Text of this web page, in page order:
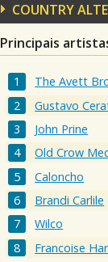
COUNTRY
Principais
The Avett
Gustavo
John Prine
Old Crow
Caloncho
Brandi Carlile
Wilco
Francoise